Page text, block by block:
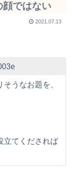
顔ではない
2021.07.13
うなお題を、
立てくだされば